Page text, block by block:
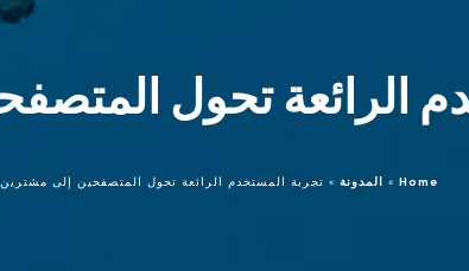
الرائعة تحول
Home
» المدونة » تجربة المستخدم الرائعة تحول المتصفحين إلى مشترين